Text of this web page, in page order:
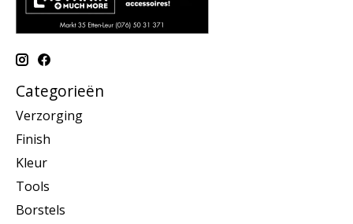
Categorieën
Verzorging
Finish
Kleur
Tools
Borstels